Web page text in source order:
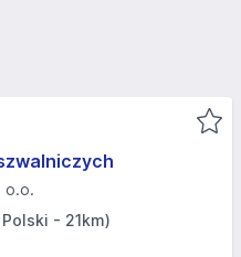
o.o.
- 21km)